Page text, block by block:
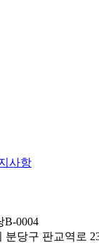
사항
B-0004
분당구 판교역로